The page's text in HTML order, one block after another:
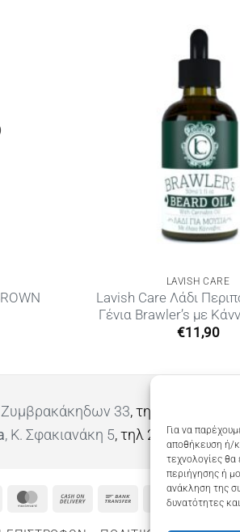
Για να
αποθήκευση ή/
τεχνολογίες
περιήγησης ή
ανάκληση της
δυνατότητες
LAVISH CARE
Lavish Care Λάδι
Γένια Brawler’s με
€11,90
Ζυμβρακάκηδων 33, τηλ 28210 91906
, Κ. Σφακιανάκη 5, τηλ 28210 94712
MasterCard
Cash
Google